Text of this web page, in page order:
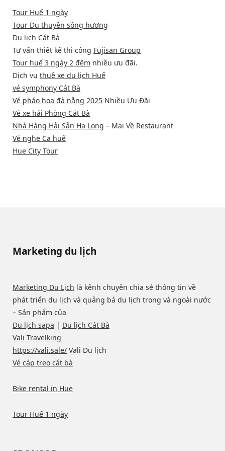
Tour Huế 1 ngày
Tour Du thuyền sông hương
Du lịch Cát Bà
Tư vấn thiết kế thi công Fujisan Group
Tour huế 3 ngày 2 đêm nhiều ưu đãi.
Dịch vụ thuê xe du lịch Huế
vé symphony Cát Bà
Vé pháo hoa đà nẵng 2025 Nhiều Ưu Đãi
Vé xe hải Phòng Cát Bà
Nhà Hàng Hải Sản Hạ Long – Mai Về Restaurant
Vé nghe Ca huế
Hue City Tour
Marketing du lịch
Marketing Du Lịch là kênh chuyên chia sẻ thông tin về
phát triển du lịch và quảng bá du lịch trong và ngoài nước
– Sản phẩm của
Du lịch sapa | Du lịch Cát Bà
Vali Travelking
https://vali.sale/ Vali Du lịch
Vé cáp treo cát bà
Bike rental in Hue
Tour Huế 1 ngày